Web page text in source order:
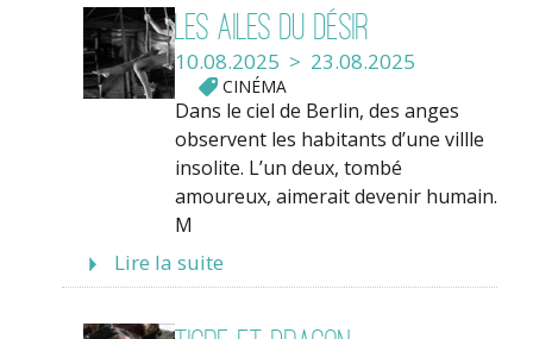
Les Ailes du désir
10.08.2025 > 23.08.2025
CINÉMA
Dans le ciel de Berlin, des anges
observent les habitants d’une villle
insolite. L’un deux, tombé
amoureux, aimerait devenir humain.
M
Lire la suite